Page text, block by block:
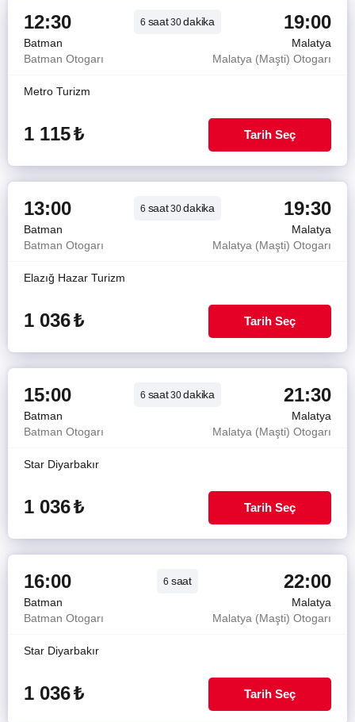
12:30 6 saat30dakika 19:00
Batman
Malatya
Batman Otogarı
Malatya (Maşti) Otogarı
Metro Turizm
1 115₺ Tarih Seç
13:00 6 saat30dakika 19:30
Batman
Malatya
Batman Otogarı
Malatya (Maşti) Otogarı
Elazığ Hazar Turizm
1 036₺ Tarih Seç
15:00 6 saat30dakika 21:30
Batman
Malatya
Batman Otogarı
Malatya (Maşti) Otogarı
Star Diyarbakır
1 036₺ Tarih Seç
16:00 6 saat 22:00
Batman
Malatya
Batman Otogarı
Malatya (Maşti) Otogarı
Star Diyarbakır
1 036₺ Tarih Seç